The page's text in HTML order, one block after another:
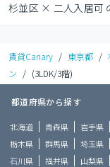
杉並区 × 二人入居可
賃貸Canary / 東京都 /
ン / (3LDK/3階)
都道府県から探す
北海道 青森県 岩手県
栃木県
群馬県 埼玉県
石川県
福井県 山梨県